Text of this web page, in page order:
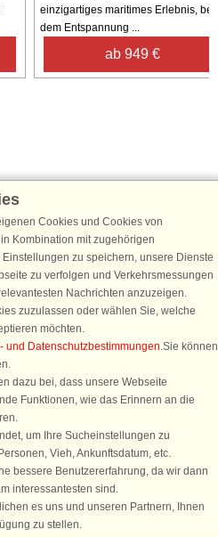
Rufen Sie an, um zu buchen
einzigartiges maritimes Erlebnis, bei
dem Entspannung ...
ab 949 €
Fans an
von 25 € für Ihren nächsten
einfach für den DanCenter Newsletter
Angebote, Gewinnspiele und
abonnieren
Cookies und Cookies von
Kombination mit zugehörigen
zu speichern, unsere Dienste
zu verfolgen und Verkehrsmessungen
Nachrichten anzuzeigen.
zuzulassen oder wählen Sie, welche
möchten.
und Datenschutzbestimmungen.Sie können
dazu bei, dass unsere Webseite
Funktionen, wie das Erinnern an die
um Ihre Sucheinstellungen zu
Vieh, Ankunftsdatum, etc.
bessere Benutzererfahrung, da wir dann
interessantesten sind.
es uns und unseren Partnern, Ihnen
zu stellen.